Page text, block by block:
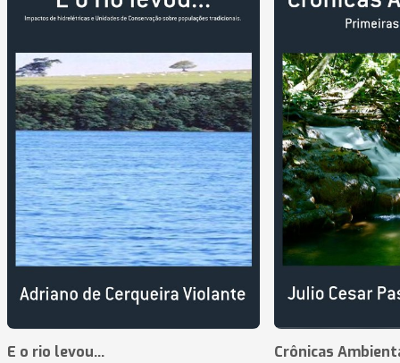
E o rio levou... Crônicas